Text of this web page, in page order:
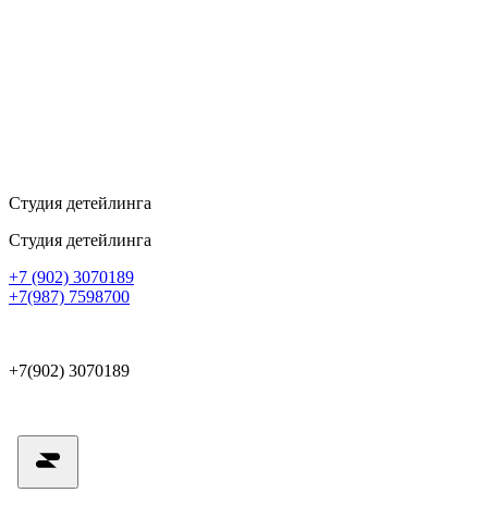
Студия детейлинга
Студия детейлинга
+7 (902) 3070189
+7(987) 7598700
+7(902) 3070189